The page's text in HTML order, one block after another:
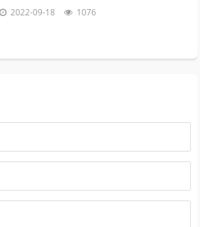
领先英法德目前，波兰拥有大约2000万的
2022-09-18 1076